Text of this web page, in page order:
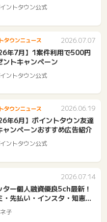
ントタウン公式
タウンニュース 2026.07.07
年7月】1案件利用で500円
ントキャンペーン
ントタウン公式
タウンニュース 2026.06.19
年6月】ポイントタウン友達
ャンペーンおすすめ広告紹介
ントタウン公式
2026.07.14
ター個人融資優良5ch最新！
・先払い・インスタ・知恵袋
・成功例・くじら・さわや
査
子